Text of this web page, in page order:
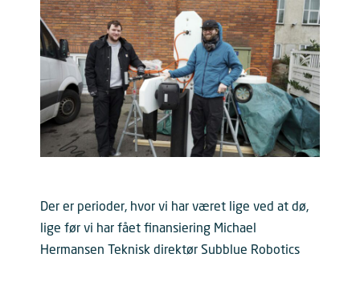
Der er perioder, hvor vi har været lige ved at dø,
lige før vi har fået finansiering Michael
Hermansen Teknisk direktør Subblue Robotics